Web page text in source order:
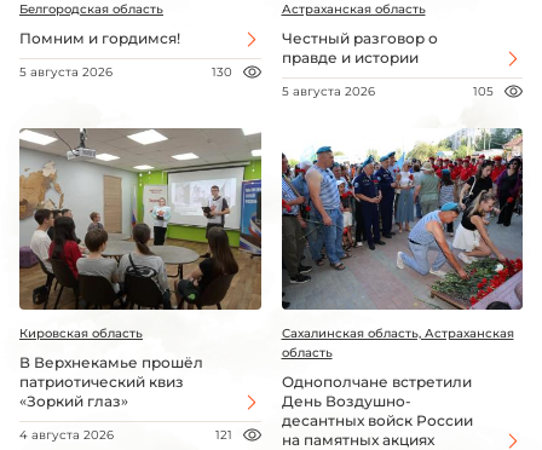
Белгородская область
Помним и гордимся!
5 августа 2026 130
Астраханская область
Честный разговор о
правде и истории
5 августа 2026 105
Кировская область
В Верхнекамье прошёл
патриотический квиз
«Зоркий глаз»
4 августа 2026 121
Сахалинская область, Астраханская
область
Однополчане встретили
День Воздушно-
десантных войск России
на памятных акциях